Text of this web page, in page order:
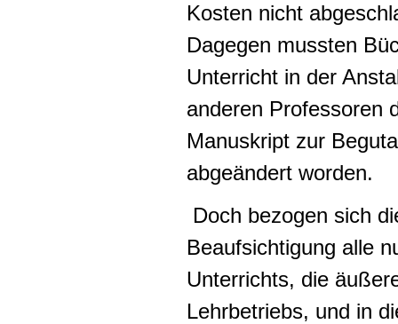
Kosten nicht
Dagegen mussten
Unterricht in der
anderen Professoren
Manuskript zur
abgeändert worden.
Doch bezogen sich
Beaufsichtigung alle
Unterrichts, die
Lehrbetriebs, und in